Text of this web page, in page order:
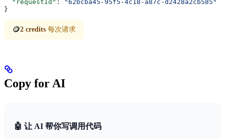
  "requestId"
:
"62bcba45-95f5-4c18-a87c-d2428a2cb585"
}
🪙2 credits 每次请求
Copy for AI
🤖 让 AI 帮你写调用代码